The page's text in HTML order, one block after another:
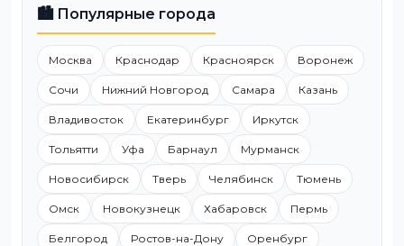
🏙️ Популярные города
Москва Краснодар Красноярск Воронеж
Сочи Нижний Новгород Самара Казань
Владивосток Екатеринбург Иркутск
Тольятти Уфа Барнаул Мурманск
Новосибирск Тверь Челябинск Тюмень
Омск Новокузнецк Хабаровск Пермь
Белгород Ростов-на-Дону Оренбург